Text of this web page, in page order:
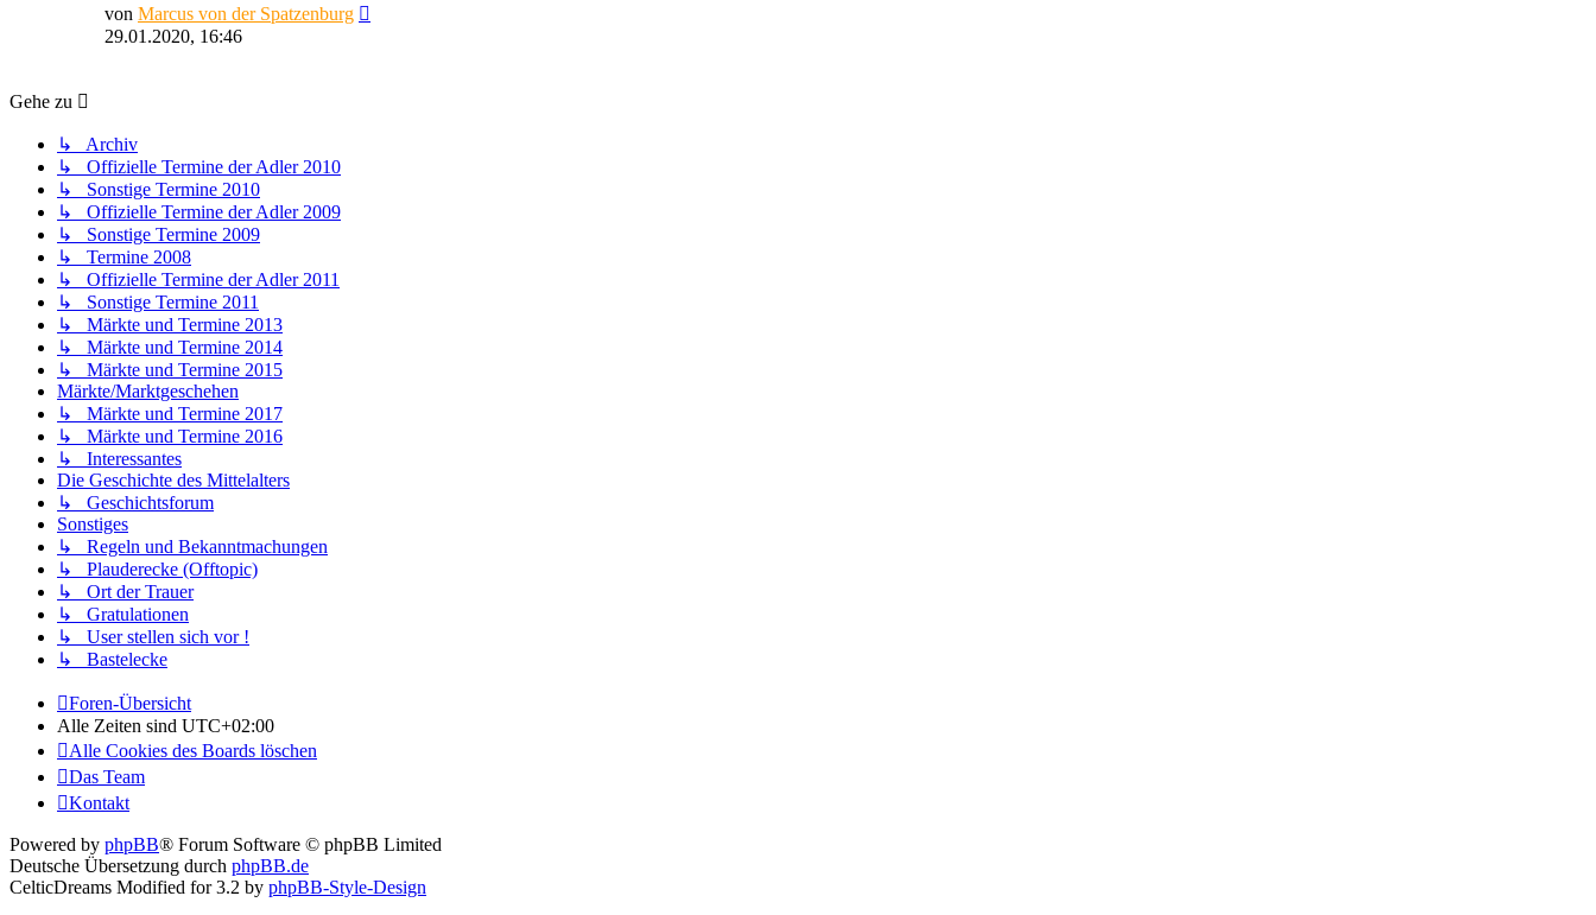
von Marcus von der Spatzenburg
29.01.2020, 16:46
Gehe zu
↳ Archiv
↳ Offizielle Termine der Adler 2010
↳ Sonstige Termine 2010
↳ Offizielle Termine der Adler 2009
↳ Sonstige Termine 2009
↳ Termine 2008
↳ Offizielle Termine der Adler 2011
↳ Sonstige Termine 2011
↳ Märkte und Termine 2013
↳ Märkte und Termine 2014
↳ Märkte und Termine 2015
Märkte/Marktgeschehen
↳ Märkte und Termine 2017
↳ Märkte und Termine 2016
↳ Interessantes
Die Geschichte des Mittelalters
↳ Geschichtsforum
Sonstiges
↳ Regeln und Bekanntmachungen
↳ Plauderecke (Offtopic)
↳ Ort der Trauer
↳ Gratulationen
↳ User stellen sich vor !
↳ Bastelecke
Foren-Übersicht
Alle Zeiten sind UTC+02:00
Alle Cookies des Boards löschen
Das Team
Kontakt
Powered by phpBB® Forum Software © phpBB Limited
Deutsche Übersetzung durch phpBB.de
CelticDreams Modified for 3.2 by phpBB-Style-Design